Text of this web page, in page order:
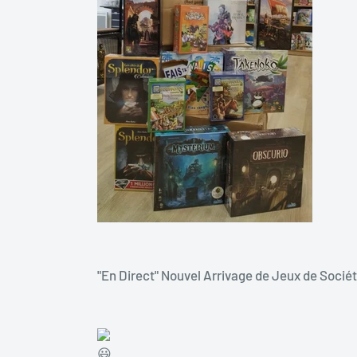
"En Direct" Nouvel Arrivage de Jeux de